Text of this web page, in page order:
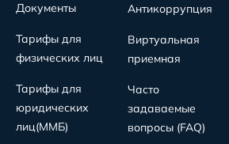
Документы
Тарифы для
физических лиц
Тарифы для
юридических
лиц(MMБ)
Антикоррупция
Виртуальная
приемная
Часто
задаваемые
вопросы (FAQ)